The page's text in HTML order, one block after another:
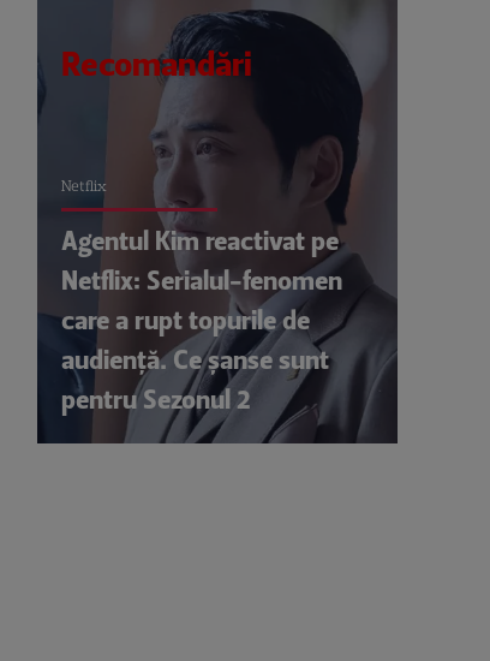
Recomandări
Netflix
Agentul Kim reactivat pe
Netflix: Serialul-fenomen
care a rupt topurile de
audiență. Ce șanse sunt
pentru Sezonul 2